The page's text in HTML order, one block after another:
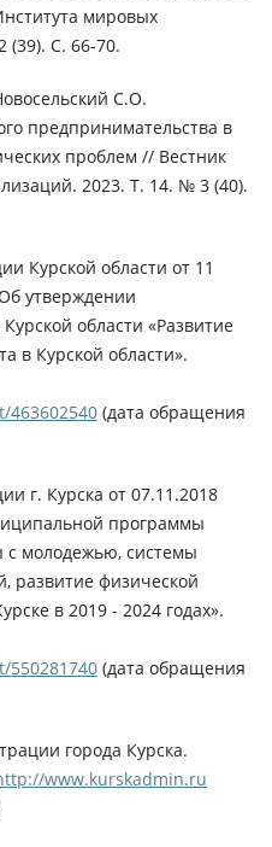
мировых
(39). С. 66-70.
С.О.
предпринимательства в
проблем // Вестник
2023. Т. 14. № 3 (40).
Курской области от 11
утверждении
области «Развитие
в Курской области».
(дата обращения
г. Курска от 07.11.2018
программы
с молодежью, системы
развитие физической
в 2019 - 2024 годах».
(дата обращения
города Курска.
www.kurskadmin.ru